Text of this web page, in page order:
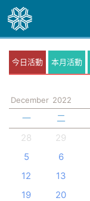
今日活動 本月活動
December 2022
一 二
28
29
5
6
12
13
19
20